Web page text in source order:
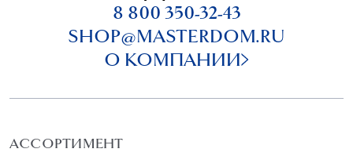
8 800 350-32-43
SHOP@MASTERDOM.RU
О КОМПАНИИ
АССОРТИМЕНТ